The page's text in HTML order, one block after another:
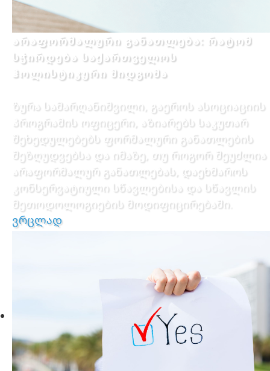
არაფორმალური განათლება: რატომ
სჭირდება საქართველოს
ჰოლისტიკური მიდგომა
ზურა სამარღანიშვილი, გაეროს ასოციაციის
პროგრამის ოფიცერი, აზიარებს საკუთარ
შეხედულებებს ფორმალური განათლების
შეზღუდვებსა და იმაზე, თუ როგორ შეუძლია
არაფორმალურ განათლებას, დაეხმაროს
კონსერვატიული სწავლებისა და სწავლის
მეთოდოლოგიების მოდიფიცირებაში.
ვრცლად